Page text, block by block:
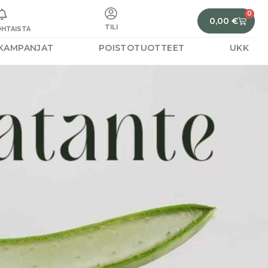
TILI
0,00 €
0
POISTOTUOTTEET UKK